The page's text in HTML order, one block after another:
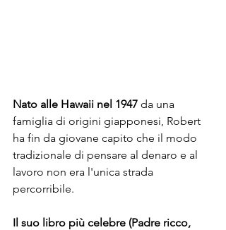
Nato alle Hawaii nel 1947 da una
famiglia di origini giapponesi, Robert
ha fin da giovane capito che il modo
tradizionale di pensare al denaro e al
lavoro non era l'unica strada
percorribile.
Il suo libro più celebre (Padre ricco,